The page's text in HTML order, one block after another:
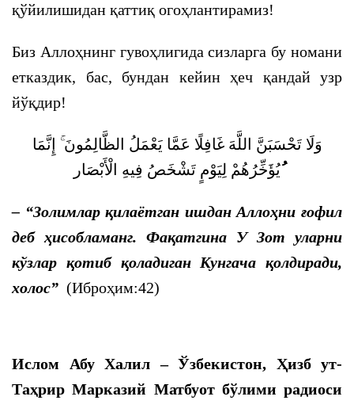
қўйилишидан қаттиқ огоҳлантирамиз!
Биз Аллоҳнинг гувоҳлигида сизларга бу номани
етказдик, бас, бундан кейин ҳеч қандай узр
йўқдир!
وَلَا تَحْسَبَنَّ اللَّهَ غَافِلًا عَمَّا يَعْمَلُ الظَّالِمُونَ ۚ إِنَّمَا
يُؤَخِّرُهُمْ لِيَوْمٍ تَشْخَصُ فِيهِ الْأَبْصَار
– “Золимлар қилаётган ишдан Аллоҳни ғофил
деб ҳисобламанг. Фақатгина У Зот уларни
кўзлар қотиб қоладиган Кунгача қолдиради,
холос” (Иброҳим:42)
Ислом Абу Халил – Ўзбекистон, Ҳизб ут-
Таҳрир Марказий Матбуот бўлими радиоси